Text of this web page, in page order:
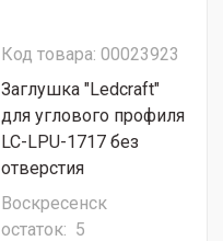
Код товара: 00023923
Заглушка "Ledcraft"
для углового профиля
LC-LPU-1717 без
отверстия
Воскресенск
остаток: 5